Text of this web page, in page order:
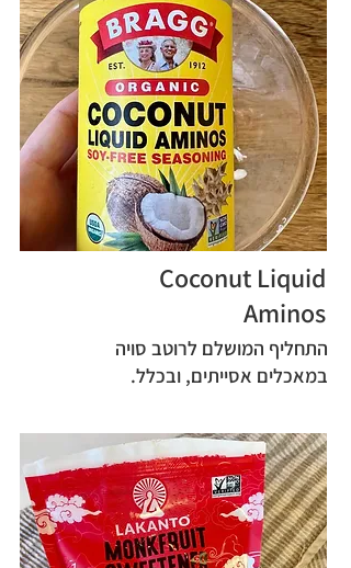
Coconut Liquid
Aminos
התחליף המושלם לרוטב סויה
במאכלים אסייתים, ובכלל.